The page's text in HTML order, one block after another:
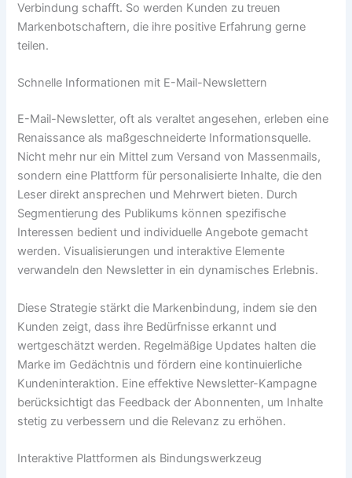
Verbindung schafft. So werden Kunden zu treuen
Markenbotschaftern, die ihre positive Erfahrung gerne
teilen.
Schnelle Informationen mit E-Mail-Newslettern
E-Mail-Newsletter, oft als veraltet angesehen, erleben eine
Renaissance als maßgeschneiderte Informationsquelle.
Nicht mehr nur ein Mittel zum Versand von Massenmails,
sondern eine Plattform für personalisierte Inhalte, die den
Leser direkt ansprechen und Mehrwert bieten. Durch
Segmentierung des Publikums können spezifische
Interessen bedient und individuelle Angebote gemacht
werden. Visualisierungen und interaktive Elemente
verwandeln den Newsletter in ein dynamisches Erlebnis.
Diese Strategie stärkt die Markenbindung, indem sie den
Kunden zeigt, dass ihre Bedürfnisse erkannt und
wertgeschätzt werden. Regelmäßige Updates halten die
Marke im Gedächtnis und fördern eine kontinuierliche
Kundeninteraktion. Eine effektive Newsletter-Kampagne
berücksichtigt das Feedback der Abonnenten, um Inhalte
stetig zu verbessern und die Relevanz zu erhöhen.
Interaktive Plattformen als Bindungswerkzeug